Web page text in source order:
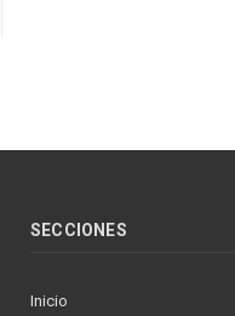
SECCIONES
Inicio